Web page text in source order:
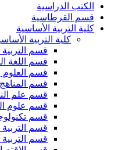
الكتب الدراسية
قسم القرطاسية
كلية التربية الأساسية
كلية التربية
قسم التربية
قسم اللغة
قسم العلوم
قسم
قسم علم
قسم علوم
قسم
قسم التربية
قسم التربية